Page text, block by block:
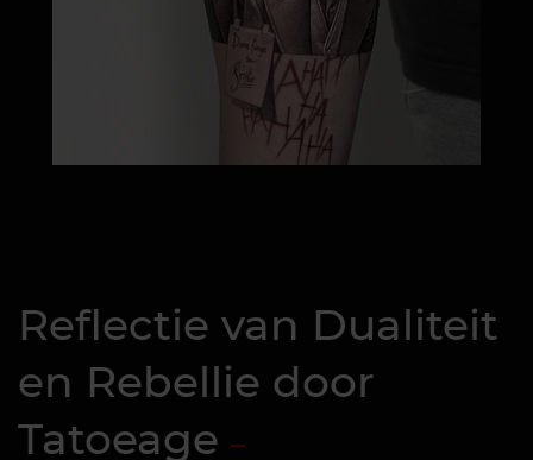
Reflectie van Dualiteit
en Rebellie door
Tatoeage